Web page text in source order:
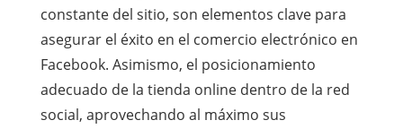
constante del sitio, son elementos clave para
asegurar el éxito en el comercio electrónico en
Facebook. Asimismo, el posicionamiento
adecuado de la tienda online dentro de la red
social, aprovechando al máximo sus